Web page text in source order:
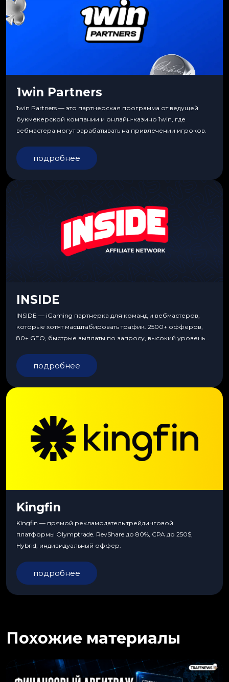
1win Partners
1win Partners — это партнерская программа от ведущей
букмекерской компании и онлайн-казино 1win, где
вебмастера могут зарабатывать на привлечении игроков.
подробнее
INSIDE
INSIDE — iGaming партнерка для команд и вебмастеров,
которые хотят масштабировать трафик. 2500+ офферов,
80+ GEO, быстрые выплаты по запросу, высокий уровень
подробнее
Kingfin
Kingfin — прямой рекламодатель трейдинговой
платформы Olymptrade. RevShare до 80%, CPA до 250$,
Hybrid, индивидуальный оффер.
подробнее
Похожие материалы